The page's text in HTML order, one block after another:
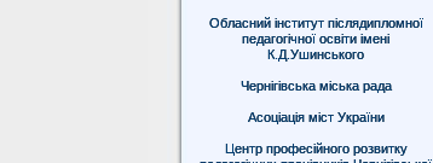
Обласний інститут післядипломної
педагогічної освіти імені
К.Д.Ушинського
Чернігівська міська рада
Асоціація міст України
Центр професійного розвитку